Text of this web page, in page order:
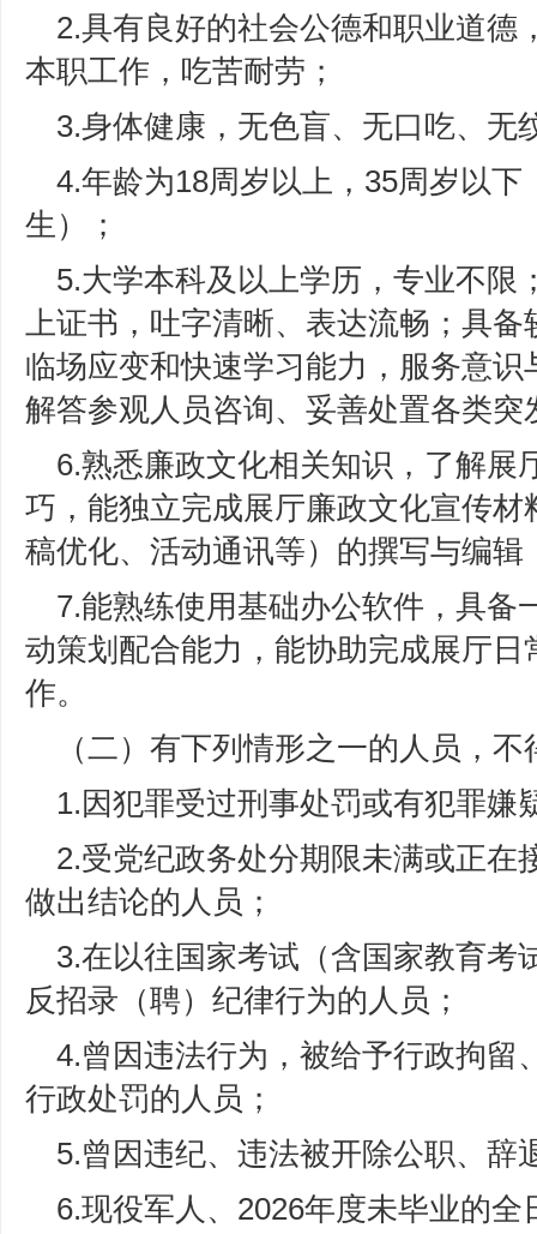
2.具有良好的社会公德和职业道德
本职工作，吃苦耐劳；
3.身体健康，无色盲、无口吃、无
4.年龄为18周岁以上，35周岁以下
生）；
5.大学本科及以上学历，专业不限
上证书，吐字清晰、表达流畅；具
临场应变和快速学习能力，服务意
解答参观人员咨询、妥善处置各类突
6.熟悉廉政文化相关知识，了解展
巧，能独立完成展厅廉政文化宣传
稿优化、活动通讯等）的撰写与编辑
7.能熟练使用基础办公软件，具备
动策划配合能力，能协助完成展厅
作。
（二）有下列情形之一的人员，不
1.因犯罪受过刑事处罚或有犯罪嫌
2.受党纪政务处分期限未满或正在
做出结论的人员；
3.在以往国家考试（含国家教育考
反招录（聘）纪律行为的人员；
4.曾因违法行为，被给予行政拘留
行政处罚的人员；
5.曾因违纪、违法被开除公职、辞
6.现役军人、2026年度未毕业的